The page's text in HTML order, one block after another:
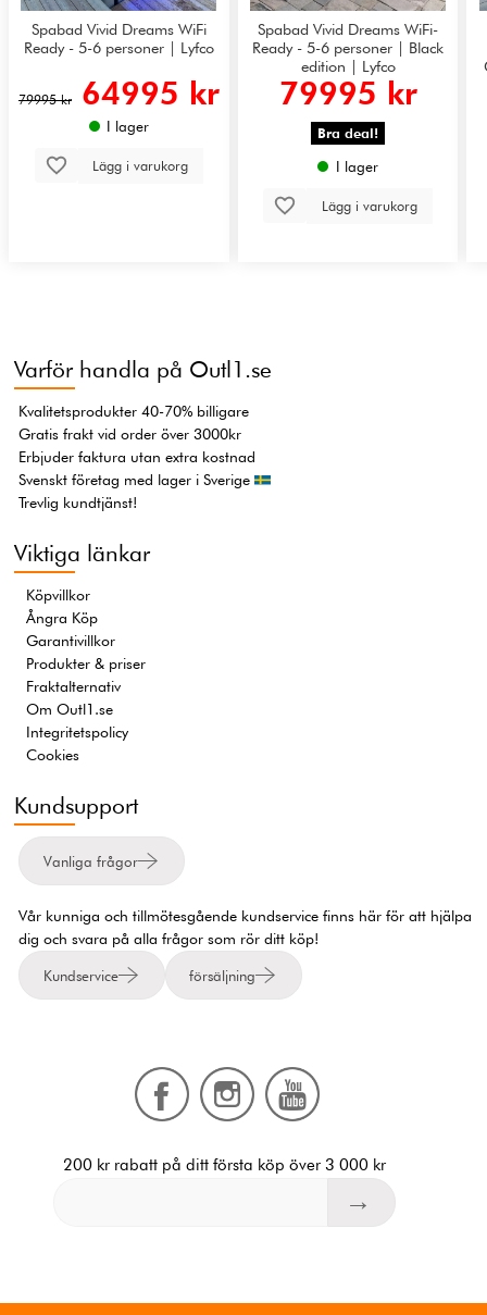
Spabad Vivid Dreams WiFi
Ready - 5-6 personer | Lyfco
79995 kr 64995 kr
I lager
Lägg i varukorg
Spabad Vivid Dreams WiFi-
Ready - 5-6 personer | Black
edition | Lyfco
79995 kr
Bra deal!
I lager
Lägg i varukorg
Varför handla på Outl1.se
Kvalitetsprodukter 40-70% billigare
Gratis frakt vid order över 3000kr
Erbjuder faktura utan extra kostnad
Svenskt företag med lager i Sverige
Trevlig kundtjänst!
Viktiga länkar
Köpvillkor
Ångra Köp
Garantivillkor
Produkter & priser
Fraktalternativ
Om Outl1.se
Integritetspolicy
Cookies
Kundsupport
Vanliga frågor
Vår kunniga och tillmötesgående kundservice finns här för att hjälpa
dig och svara på alla frågor som rör ditt köp!
Kundservice försäljning
200 kr rabatt på ditt första köp över 3 000 kr